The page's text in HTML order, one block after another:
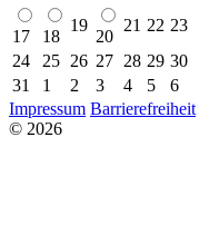
17 18
19
20
21 22 23
24
25 26 27 28 29 30
31
1 2 3 4 5
6
Impressum Barrierefreiheit
© 2026